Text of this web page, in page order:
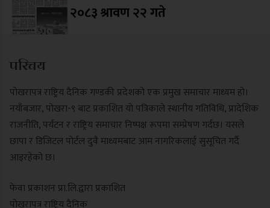
२०८३ श्रावण २२ गते
परिचय
पोखरापत्र राष्ट्रिय दैनिक गण्डकी प्रदेशको एक प्रमुख समाचार माध्यम हो।
नयाँबजार, पोखरा-९ बाट प्रकाशित यो पत्रिकाले स्थानीय गतिविधि, प्रादेशिक
राजनीति, पर्यटन र राष्ट्रिय समाचार निष्पक्ष रूपमा सम्प्रेषण गर्दछ। यसले
छापा र डिजिटल पोर्टल दुवै माध्यमबाट आम नागरिकलाई सुसूचित गर्दै
आइरहेको छ।
फेवा प्रकाशन प्रा.लि.द्वारा प्रकाशित